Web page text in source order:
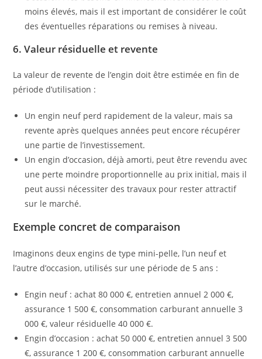
moins élevés, mais il est important de considérer le coût
des éventuelles réparations ou remises à niveau.
6. Valeur résiduelle et revente
La valeur de revente de l’engin doit être estimée en fin de
période d’utilisation :
Un engin neuf perd rapidement de la valeur, mais sa
revente après quelques années peut encore récupérer
une partie de l’investissement.
Un engin d’occasion, déjà amorti, peut être revendu avec
une perte moindre proportionnelle au prix initial, mais il
peut aussi nécessiter des travaux pour rester attractif
sur le marché.
Exemple concret de comparaison
Imaginons deux engins de type mini-pelle, l’un neuf et
l’autre d’occasion, utilisés sur une période de 5 ans :
Engin neuf : achat 80 000 €, entretien annuel 2 000 €,
assurance 1 500 €, consommation carburant annuelle 3
000 €, valeur résiduelle 40 000 €.
Engin d’occasion : achat 50 000 €, entretien annuel 3 500
€, assurance 1 200 €, consommation carburant annuelle